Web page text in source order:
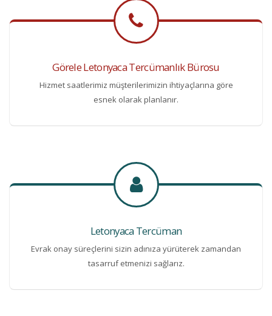
Görele Letonyaca Tercümanlık Bürosu
Hizmet saatlerimiz müşterilerimizin ihtiyaçlarına göre
esnek olarak planlanır.
Letonyaca Tercüman
Evrak onay süreçlerini sizin adınıza yürüterek zamandan
tasarruf etmenizi sağlarız.